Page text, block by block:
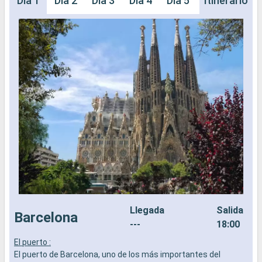
Barcelona
Llegada
---
Salida
18:00
El puerto :
El puerto de Barcelona, uno de los más importantes del